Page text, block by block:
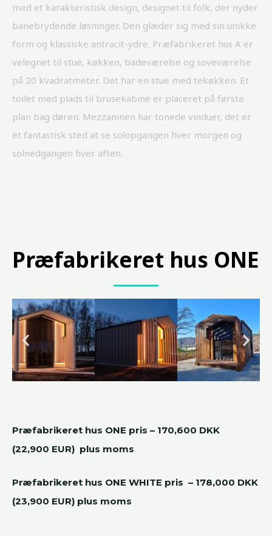
med et karakteristisk design, designet til folk, der nyder
banebrydende løsninger. Den glæder sig med sin unikke
form og klassiske antracit-ydre. Præfabrikeret hus A er
velegnet til stue, køkken, badeværelse og soveværelse
på 20 kvadratmeter. Det har en stue med tekøkken. Et
toilet med plads til brusekabine er placeret på første
plan bag døren. Mezzaninen har tonede vinduer, det er
et fantastisk sted at se solopgangen hver morgen og
solnedgangen hver aften.
Præfabrikeret hus ONE
Præfabrikeret hus ONE pris – 170,600 DKK
(22,900 EUR) plus moms
Præfabrikeret hus ONE WHITE pris – 178,000 DKK
(23,900 EUR) plus moms